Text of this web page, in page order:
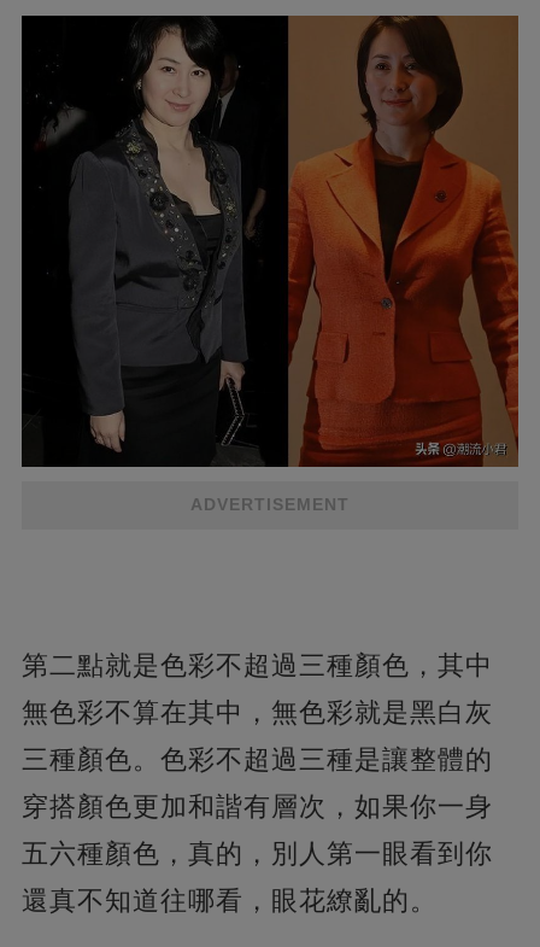
ADVERTISEMENT
第二點就是色彩不超過三種顏色，其中
無色彩不算在其中，無色彩就是黑白灰
三種顏色。色彩不超過三種是讓整體的
穿搭顏色更加和諧有層次，如果你一身
五六種顏色，真的，別人第一眼看到你
還真不知道往哪看，眼花繚亂的。